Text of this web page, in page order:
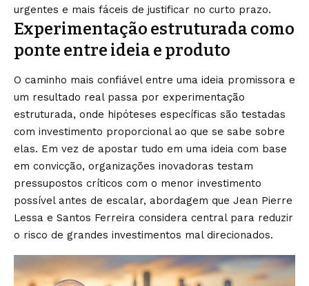
urgentes e mais fáceis de justificar no curto prazo.
Experimentação estruturada como
ponte entre ideia e produto
O caminho mais confiável entre uma ideia promissora e
um resultado real passa por experimentação
estruturada, onde hipóteses específicas são testadas
com investimento proporcional ao que se sabe sobre
elas. Em vez de apostar tudo em uma ideia com base
em convicção, organizações inovadoras testam
pressupostos críticos com o menor investimento
possível antes de escalar, abordagem que Jean Pierre
Lessa e Santos Ferreira considera central para reduzir
o risco de grandes investimentos mal direcionados.